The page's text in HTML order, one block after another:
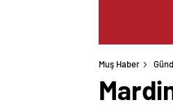
Muş Haber